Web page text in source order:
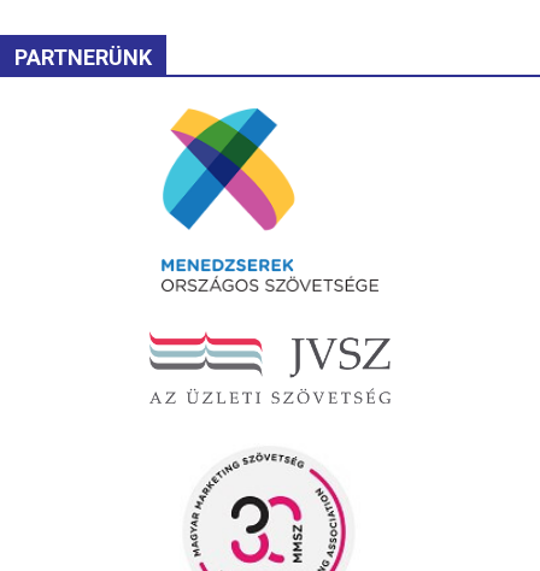
PARTNERÜNK